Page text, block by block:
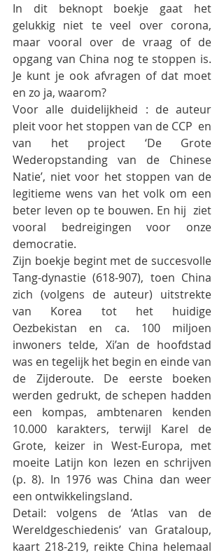
In dit beknopt boekje gaat het
gelukkig niet te veel over corona,
maar vooral over de vraag of de
opgang van China nog te stoppen is.
Je kunt je ook afvragen of dat moet
en zo ja, waarom?
Voor alle duidelijkheid : de auteur
pleit voor het stoppen van de CCP  en
van het project ‘De Grote
Wederopstanding van de Chinese
Natie’, niet voor het stoppen van de
legitieme wens van het volk om een
beter leven op te bouwen. En hij  ziet
vooral bedreigingen voor onze
democratie.
Zijn boekje begint met de succesvolle
Tang-dynastie (618-907), toen China
zich (volgens de auteur) uitstrekte
van Korea tot het huidige
Oezbekistan en ca. 100 miljoen
inwoners telde, Xi’an de hoofdstad
was en tegelijk het begin en einde van
de Zijderoute. De eerste boeken
werden gedrukt, de schepen hadden
een kompas, ambtenaren kenden
10.000 karakters, terwijl Karel de
Grote, keizer in West-Europa, met
moeite Latijn kon lezen en schrijven
(p. 8). In 1976 was China dan weer
een ontwikkelingsland.
Detail: volgens de ‘Atlas van de
Wereldgeschiedenis’ van Grataloup,
kaart 218-219, reikte China helemaal